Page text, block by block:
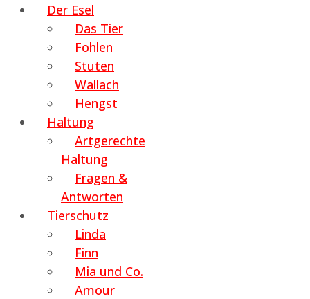
Der Esel
Das Tier
Fohlen
Stuten
Wallach
Hengst
Haltung
Artgerechte
Haltung
Fragen &
Antworten
Tierschutz
Linda
Finn
Mia und Co.
Amour